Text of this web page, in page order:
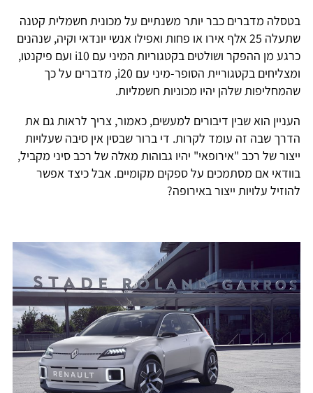
בטסלה מדברים כבר יותר משנתיים על מכונית חשמלית קטנה
שתעלה 25 אלף אירו או פחות ואפילו אנשי יונדאי וקיה, שנהנים
כרגע מן ההפקר ושולטים בקטגוריות המיני עם i10 ועם פיקנטו,
ומצליחים בקטגוריית הסופר-מיני עם i20, מדברים על כך
שהמחליפות שלהן יהיו מכוניות חשמליות.
העניין הוא שבין דיבורים למעשים, כאמור, צריך לראות גם את
הדרך שבה זה עומד לקרות. די ברור שבסין אין סיבה שעלויות
ייצור של רכב "אירופאי" יהיו גבוהות מאלה של רכב סיני מקביל,
בוודאי אם מסתמכים על ספקים מקומיים. אבל כיצד אפשר
להוזיל עלויות ייצור באירופה?